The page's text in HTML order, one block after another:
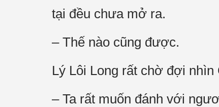
tại đều chưa mở ra.
– Thế nào cũng được.
Lý Lôi Long rất chờ đợi nhìn
– Ta rất muốn đánh với